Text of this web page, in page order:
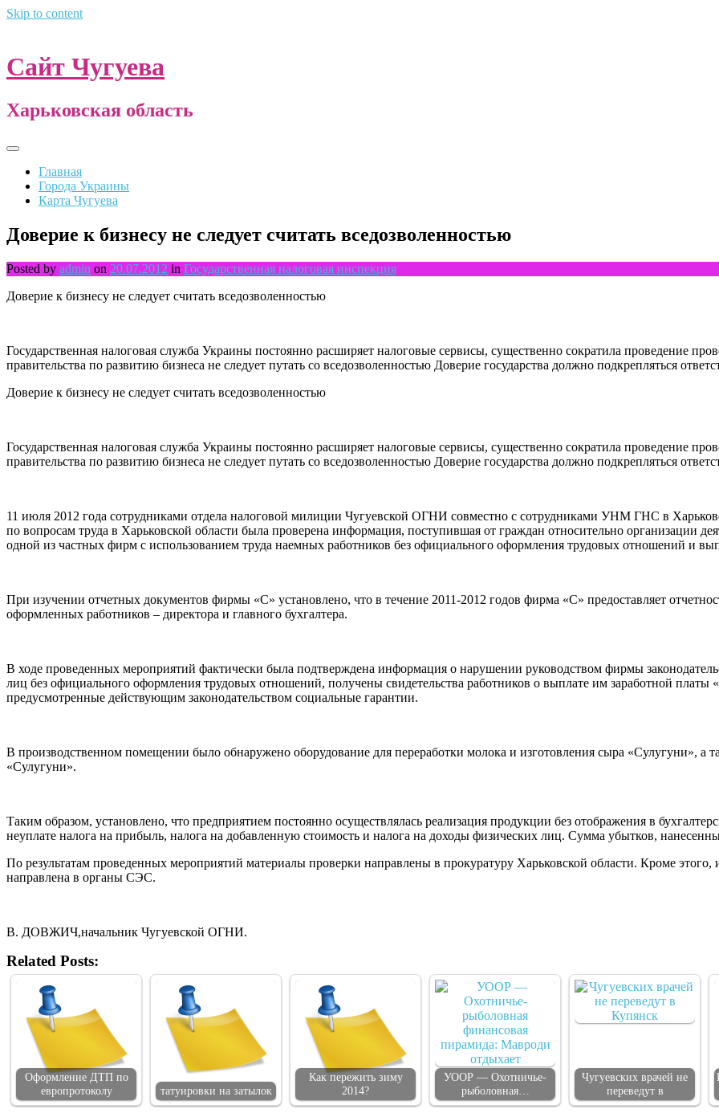
Skip to content
Сайт Чугуева
Харьковская область
Главная
Города Украины
Карта Чугуева
Доверие к бизнесу не следует считать вседозволенностью
Posted by admin on 20.07.2012 in Государственная налоговая инспекция
Доверие к бизнесу не следует считать вседозволенностью
Государственная налоговая служба Украины постоянно расширяет налоговые сервисы, существенно сократила проведение
правительства по развитию бизнеса не следует путать со вседозволенностью Доверие государства должно подкрепляться
Доверие к бизнесу не следует считать вседозволенностью
Государственная налоговая служба Украины постоянно расширяет налоговые сервисы, существенно сократила проведение
правительства по развитию бизнеса не следует путать со вседозволенностью Доверие государства должно подкрепляться
11 июля 2012 года сотрудниками отдела налоговой милиции Чугуевской ОГНИ совместно с сотрудниками УНМ ГНС в
по вопросам труда в Харьковской области была проверена информация, поступившая от граждан относительно организации
одной из частных фирм с использованием труда наемных работников без официального оформления трудовых отношений и
При изучении отчетных документов фирмы «С» установлено, что в течение 2011-2012 годов фирма «С» предоставляет
оформленных работников – директора и главного бухгалтера.
В ходе проведенных мероприятий фактически была подтверждена информация о нарушении руководством фирмы
лиц без официального оформления трудовых отношений, получены свидетельства работников о выплате им заработной платы
предусмотренные действующим законодательством социальные гарантии.
В производственном помещении было обнаружено оборудование для переработки молока и изготовления сыра «Сулугуни», а
«Сулугуни».
Таким образом, установлено, что предприятием постоянно осуществлялась реализация продукции без отображения в
неуплате налога на прибыль, налога на добавленную стоимость и налога на доходы физических лиц. Сумма убытков,
По результатам проведенных мероприятий материалы проверки направлены в прокуратуру Харьковской области. Кроме
направлена в органы СЭС.
В. ДОВЖИЧ,начальник Чугуевской ОГНИ.
Related Posts:
Оформление ДТП по
европротоколу
татуировки на затылок
Как пережить зиму
2014?
УООР — Охотничье-
рыболовная…
Чугуевских врачей не
переведут в